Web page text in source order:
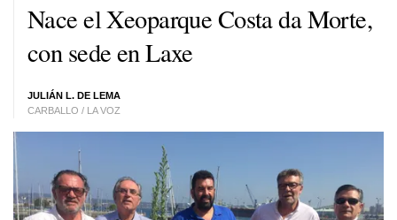
Nace el Xeoparque Costa da Morte,
con sede en Laxe
JULIÁN L. DE LEMA
CARBALLO / LA VOZ